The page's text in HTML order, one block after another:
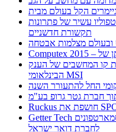
עשיר של פתרונות
תקשורת חדשניים
מצלמות אבטחה
קו המחשבים של הענק
הבינלאומי MSI
חברת גטר גרופ בע"מ
Getter Tech זכתה במכרז לאספקת מטענים ניידים לסמארטפונים
לחברת דואר ישראל